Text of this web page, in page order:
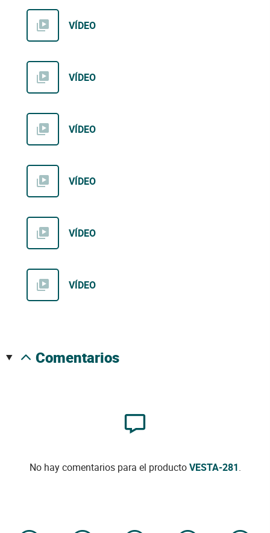
VÍDEO
VÍDEO
VÍDEO
VÍDEO
VÍDEO
VÍDEO
comentarios
No hay comentarios para el productoVESTA-281.